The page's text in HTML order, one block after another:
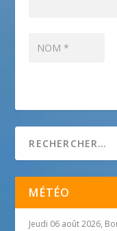
MÉTÉO
Jeudi 06 août 2026,